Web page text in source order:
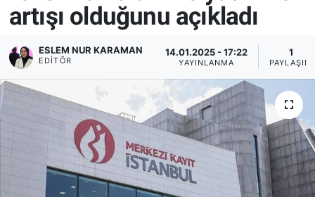
artışı olduğunu açıkladı
ESLEM NUR KARAMAN
EDITÖR
14.01.2025 - 17:22
YAYINLANMA
1
PAYLAŞIM
Yurt Dışı Fuarlar
Teknoloji
Spor
KÜLTÜR SANAT
ŞİRKET HABERLERİ
SAVUNMA SANAYİ
FUAR HABERLERİ
FUAR TAKVİMİ